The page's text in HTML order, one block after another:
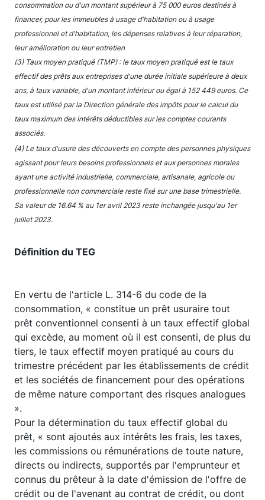
consommation ou d'un montant supérieur à 75 000 euros destinés à
financer, pour les immeubles à usage d'habitation ou à usage
professionnel et d'habitation, les dépenses relatives à leur réparation,
leur amélioration ou leur entretien
(3) Taux moyen pratiqué (TMP) : le taux moyen pratiqué est le taux
effectif des prêts aux entreprises d'une durée initiale supérieure à deux
ans, à taux variable, d'un montant inférieur ou égal à 152 449 euros. Ce
taux est utilisé par la Direction générale des impôts pour le calcul du
taux maximum des intérêts déductibles sur les comptes courants
associés.
(4) Le taux d'usure des découverts en compte des personnes physiques
agissant pour leurs besoins professionnels et aux personnes morales
ayant une activité industrielle, commerciale, artisanale, agricole ou
professionnelle non commerciale reste fixé sur une base trimestrielle.
Sa valeur de 16.64 % au 1er avril 2023 reste inchangée jusqu'au 1er
juillet 2023.
Définition du TEG
En vertu de l'article L. 314-6 du code de la
consommation, « constitue un prêt usuraire tout
prêt conventionnel consenti à un taux effectif global
qui excède, au moment où il est consenti, de plus du
tiers, le taux effectif moyen pratiqué au cours du
trimestre précédent par les établissements de crédit
et les sociétés de financement pour des opérations
de même nature comportant des risques analogues
».
Pour la détermination du taux effectif global du
prêt, « sont ajoutés aux intérêts les frais, les taxes,
les commissions ou rémunérations de toute nature,
directs ou indirects, supportés par l'emprunteur et
connus du prêteur à la date d'émission de l'offre de
crédit ou de l'avenant au contrat de crédit, ou dont